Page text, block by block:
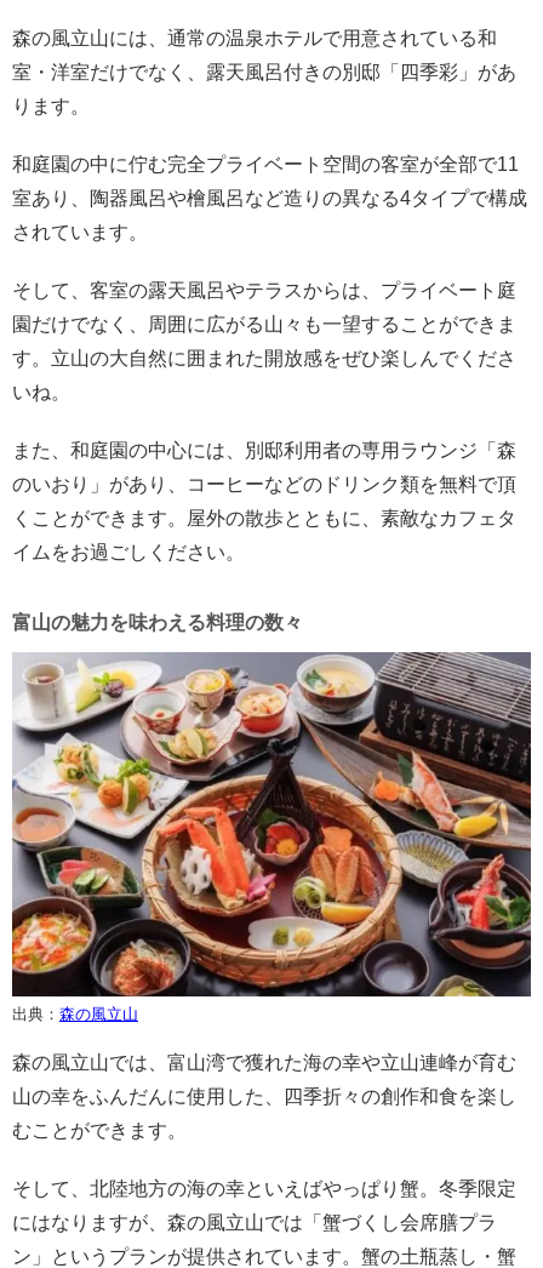
森の風立山には、通常の温泉ホテルで用意されている和
室・洋室だけでなく、露天風呂付きの別邸「四季彩」があ
ります。
和庭園の中に佇む完全プライベート空間の客室が全部で11
室あり、陶器風呂や檜風呂など造りの異なる4タイプで構成
されています。
そして、客室の露天風呂やテラスからは、プライベート庭
園だけでなく、周囲に広がる山々も一望することができま
す。立山の大自然に囲まれた開放感をぜひ楽しんでくださ
いね。
また、和庭園の中心には、別邸利用者の専用ラウンジ「森
のいおり」があり、コーヒーなどのドリンク類を無料で頂
くことができます。屋外の散歩とともに、素敵なカフェタ
イムをお過ごしください。
富山の魅力を味わえる料理の数々
出典： 森の風立山
森の風立山では、富山湾で獲れた海の幸や立山連峰が育む
山の幸をふんだんに使用した、四季折々の創作和食を楽し
むことができます。
そして、北陸地方の海の幸といえばやっぱり蟹。冬季限定
にはなりますが、森の風立山では「蟹づくし会席膳プラ
ン」というプランが提供されています。蟹の土瓶蒸し・蟹